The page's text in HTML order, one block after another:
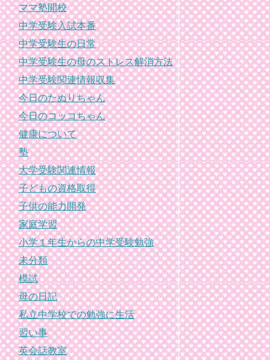
ママ塾開校
中学受験入試本番
中学受験生の日常
中学受験生の母のストレス解消方法
中学受験関連情報収集
今日のたぬりちゃん
今日のコッコちゃん
健康について
塾
大学受験関連情報
子どもの資格取得
子供の能力開発
家庭学習
小学１年生からの中学受験勉強
未分類
模試
母の日記
私立中学校での勉強に生活
習い事
英会話教室